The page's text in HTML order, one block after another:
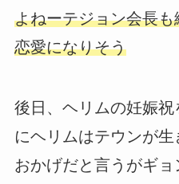
よねーテジョン会長
恋愛になりそう
後日、ヘリムの妊娠
にヘリムはテウンが
おかげだと言うがギ